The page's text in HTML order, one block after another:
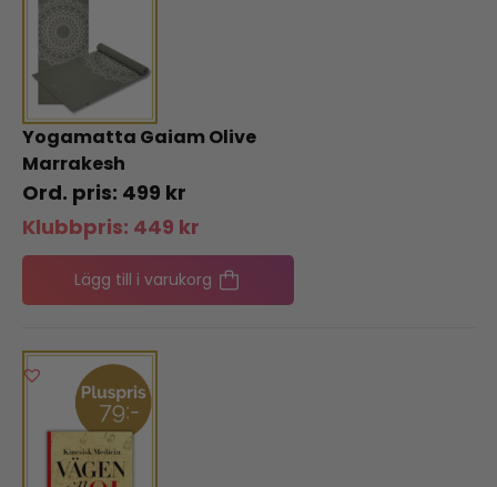
Yogamatta Gaiam Olive
Marrakesh
499 kr
Klubbpris: 449 kr
Lägg till i varukorg